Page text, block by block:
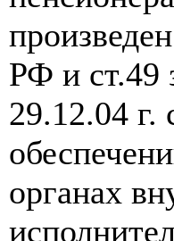
РФ и ст.49
29.12.04
органах